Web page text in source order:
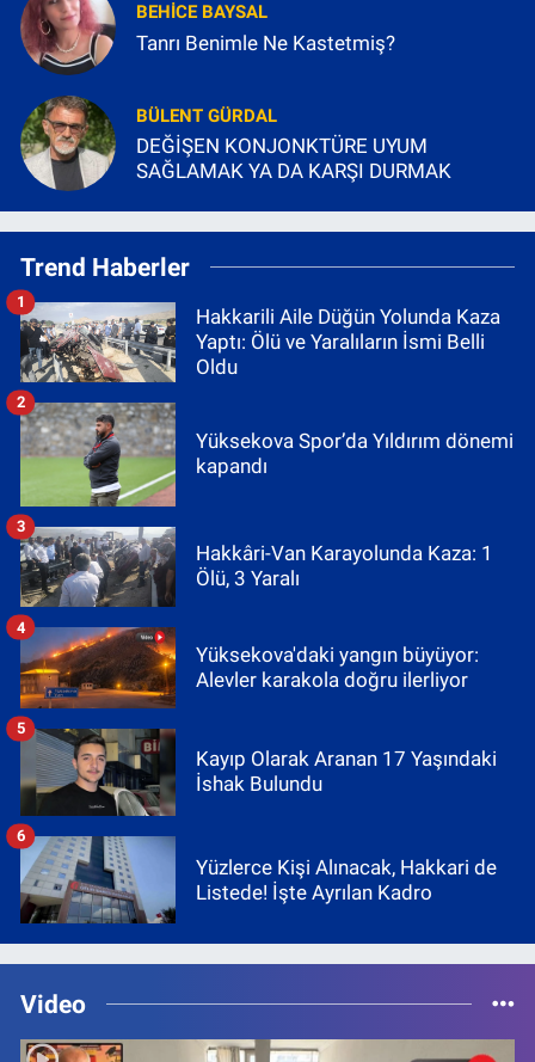
BEHICE BAYSAL
Tanrı Benimle Ne Kastetmiş?
BÜLENT GÜRDAL
DEĞİŞEN KONJONKTÜRE UYUM
SAĞLAMAK YA DA KARŞI DURMAK
Trend Haberler
Hakkarili Aile Düğün Yolunda Kaza
Yaptı: Ölü ve Yaralıların İsmi Belli
Oldu
1
Yüksekova Spor’da Yıldırım dönemi
kapandı
2
Hakkâri-Van Karayolunda Kaza: 1
Ölü, 3 Yaralı
3
Yüksekova'daki yangın büyüyor:
Alevler karakola doğru ilerliyor
4
Kayıp Olarak Aranan 17 Yaşındaki
İshak Bulundu
5
Yüzlerce Kişi Alınacak, Hakkari de
Listede! İşte Ayrılan Kadro
6
Video